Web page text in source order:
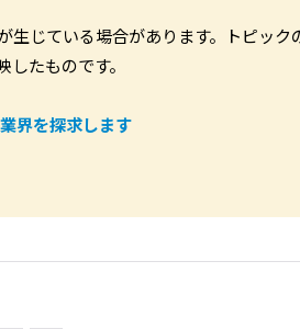
生じている場合があります。トピック
たものです。
界を探求します